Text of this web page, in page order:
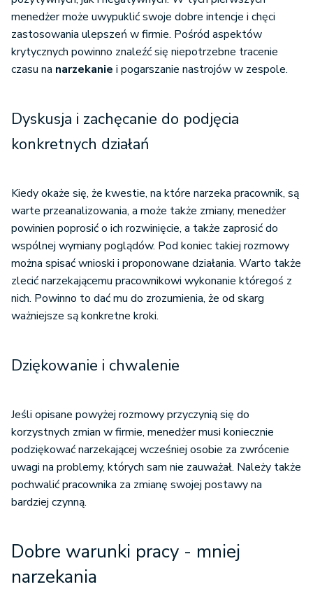
menedżer może uwypuklić swoje dobre intencje i chęci
zastosowania ulepszeń w firmie. Pośród aspektów
krytycznych powinno znaleźć się niepotrzebne tracenie
czasu na narzekanie i pogarszanie nastrojów w zespole.
Dyskusja i zachęcanie do podjęcia
konkretnych działań
Kiedy okaże się, że kwestie, na które narzeka pracownik, są
warte przeanalizowania, a może także zmiany, menedżer
powinien poprosić o ich rozwinięcie, a także zaprosić do
wspólnej wymiany poglądów. Pod koniec takiej rozmowy
można spisać wnioski i proponowane działania. Warto także
zlecić narzekającemu pracownikowi wykonanie któregoś z
nich. Powinno to dać mu do zrozumienia, że od skarg
ważniejsze są konkretne kroki.
Dziękowanie i chwalenie
Jeśli opisane powyżej rozmowy przyczynią się do
korzystnych zmian w firmie, menedżer musi koniecznie
podziękować narzekającej wcześniej osobie za zwrócenie
uwagi na problemy, których sam nie zauważał. Należy także
pochwalić pracownika za zmianę swojej postawy na
bardziej czynną.
Dobre warunki pracy - mniej
narzekania